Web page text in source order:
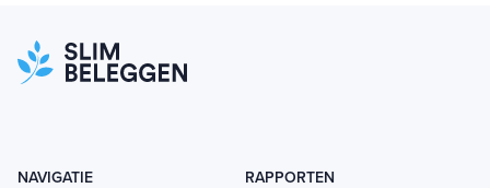
NAVIGATIE RAPPORTEN